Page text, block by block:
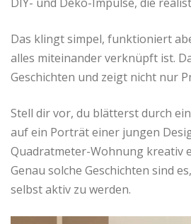
Das klingt simpel, funktioniert
alles miteinander verknüpft ist.
Geschichten und zeigt nicht nur
Stell dir vor, du blätterst durch
auf ein Porträt einer jungen
Quadratmeter-Wohnung kreativ
Genau solche Geschichten sind
selbst aktiv zu werden.